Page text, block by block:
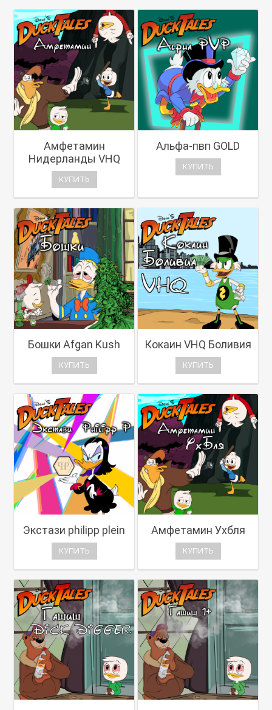
Амфетамин
Нидерланды VHQ
КУПИТЬ
Альфа-пвп GOLD
КУПИТЬ
Бошки Afgan Kush
КУПИТЬ
Кокаин VHQ Боливия
КУПИТЬ
Экстази philipp plein
КУПИТЬ
Амфетамин Ухбля
КУПИТЬ